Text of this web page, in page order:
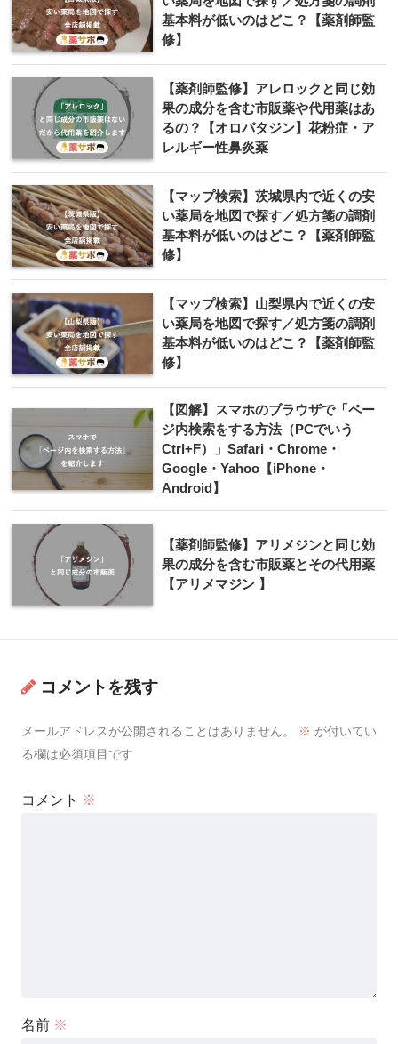
基本料が低いのはどこ？【薬剤師監
修】
【薬剤師監修】アレロックと同じ効
果の成分を含む市販薬や代用薬はあ
るの？【オロパタジン】花粉症・ア
レルギー性鼻炎薬
【マップ検索】茨城県内で近くの安
い薬局を地図で探す／処方箋の調剤
基本料が低いのはどこ？【薬剤師監
修】
【マップ検索】山梨県内で近くの安
い薬局を地図で探す／処方箋の調剤
基本料が低いのはどこ？【薬剤師監
修】
【図解】スマホのブラウザで「ペー
ジ内検索をする方法（PCでいう
Ctrl+F）」Safari・Chrome・
Google・Yahoo【iPhone・
Android】
【薬剤師監修】アリメジンと同じ効
果の成分を含む市販薬とその代用薬
【アリメマジン 】
コメントを残す
メールアドレスが公開されることはありません。 ※ が付いてい
る欄は必須項目です
コメント ※
名前 ※